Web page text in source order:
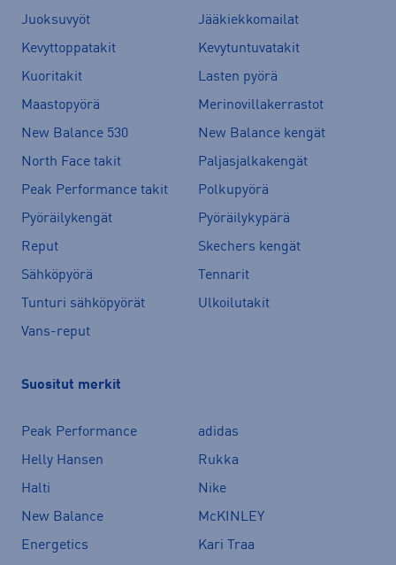
Juoksuvyöt
Jääkiekkomailat
Kevyttoppatakit
Kevytuntuvatakit
Kuoritakit
Lasten pyörä
Maastopyörä
Merinovillakerrastot
New Balance 530
New Balance kengät
North Face takit
Paljasjalkakengät
Peak Performance takit
Polkupyörä
Pyöräilykengät
Pyöräilykypärä
Reput
Skechers kengät
Sähköpyörä
Tennarit
Tunturi sähköpyörät
Ulkoilutakit
Vans-reput
Suositut merkit
Peak Performance
adidas
Helly Hansen
Rukka
Halti
Nike
New Balance
McKINLEY
Energetics
Kari Traa